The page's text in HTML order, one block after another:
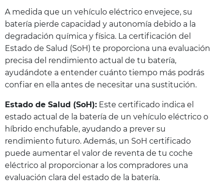
A medida que un vehículo eléctrico envejece, su
batería pierde capacidad y autonomía debido a la
degradación química y física. La certificación del
Estado de Salud (SoH) te proporciona una evaluación
precisa del rendimiento actual de tu batería,
ayudándote a entender cuánto tiempo más podrás
confiar en ella antes de necesitar una sustitución.
Estado de Salud (SoH): Este certificado indica el
estado actual de la batería de un vehículo eléctrico o
híbrido enchufable, ayudando a prever su
rendimiento futuro. Además, un SoH certificado
puede aumentar el valor de reventa de tu coche
eléctrico al proporcionar a los compradores una
evaluación clara del estado de la batería.